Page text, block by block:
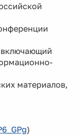
включающий
материалов,
)